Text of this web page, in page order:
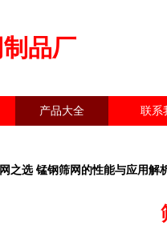
品厂
产品大全 联系
之选 锰钢筛网的性能与应用解